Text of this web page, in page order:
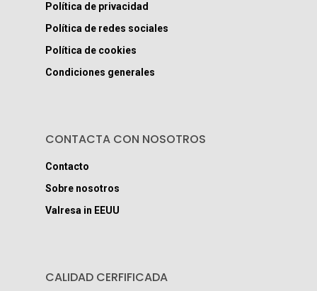
Política de privacidad
Política de redes sociales
Política de cookies
Condiciones generales
CONTACTA CON NOSOTROS
Contacto
Sobre nosotros
Valresa in EEUU
CALIDAD CERFIFICADA